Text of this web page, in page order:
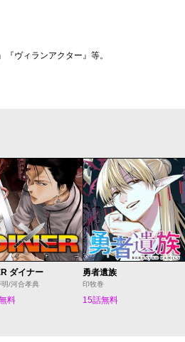
ヴィランアクター』等。
ダイナー
明/河合孝典
料
勇者遺族
印牧巻
15話無料